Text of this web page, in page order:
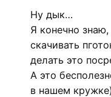
Ну дык…
Я конечно
скачивать
делать это
А это
в нашем